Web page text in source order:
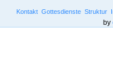
Kontakt Gottesdienste Struktur
by